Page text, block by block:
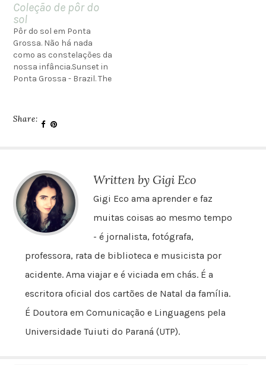
Coleção de pôr do
sol
Pôr do sol em Ponta
Grossa. Não há nada
como as constelações da
nossa infância.Sunset in
Ponta Grossa - Brazil. The
childhood.Adoro coleções.
Tenho várias. Desde
sentimentais como
pedrinhas das cidades
dos meus antepassados,…
Share:
Written by Gigi Eco
Gigi Eco ama aprender e faz
muitas coisas ao mesmo tempo
- é jornalista, fotógrafa,
professora, rata de biblioteca e musicista por
acidente. Ama viajar e é viciada em chás. É a
escritora oficial dos cartões de Natal da família.
É Doutora em Comunicação e Linguagens pela
Universidade Tuiuti do Paraná (UTP).